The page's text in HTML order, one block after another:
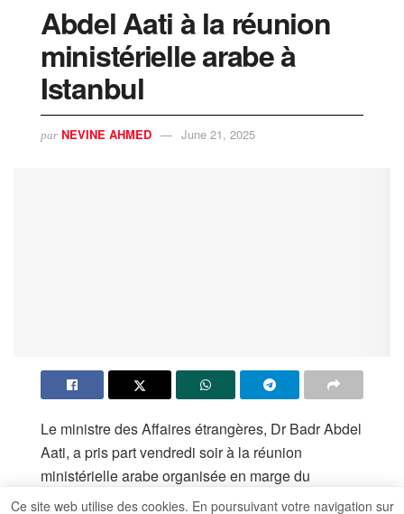
Abdel Aati à la réunion
ministérielle arabe à
Istanbul
par NEVINE AHMED June 21, 2025
Le ministre des Affaires étrangères, Dr Badr Abdel
Aati, a pris part vendredi soir à la réunion
ministérielle arabe organisée en marge du
Sommet de l’Organisation de la Coopération
Ce site web utilise des cookies. En poursuivant votre navigation sur